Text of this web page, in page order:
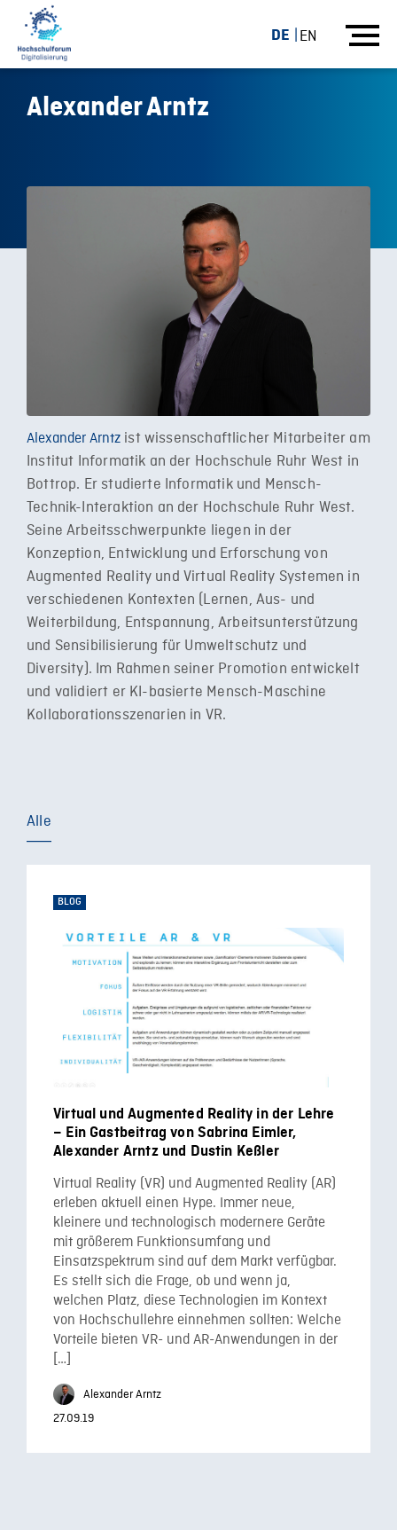
DE EN
Alexander Arntz
Alexander Arntz ist wissenschaftlicher Mitarbeiter am
Institut Informatik an der Hochschule Ruhr West in
Bottrop. Er studierte Informatik und Mensch-
Technik-Interaktion an der Hochschule Ruhr West.
Seine Arbeitsschwerpunkte liegen in der
Konzeption, Entwicklung und Erforschung von
Augmented Reality und Virtual Reality Systemen in
verschiedenen Kontexten (Lernen, Aus- und
Weiterbildung, Entspannung, Arbeitsunterstützung
und Sensibilisierung für Umweltschutz und
Diversity). Im Rahmen seiner Promotion entwickelt
und validiert er KI-basierte Mensch-Maschine
Kollaborationsszenarien in VR.
Alle
BLOG
Virtual und Augmented Reality in der Lehre
– Ein Gastbeitrag von Sabrina Eimler,
Alexander Arntz und Dustin Keßler
Virtual Reality (VR) und Augmented Reality (AR)
erleben aktuell einen Hype. Immer neue,
kleinere und technologisch modernere Geräte
mit größerem Funktionsumfang und
Einsatzspektrum sind auf dem Markt verfügbar.
Es stellt sich die Frage, ob und wenn ja,
welchen Platz, diese Technologien im Kontext
von Hochschullehre einnehmen sollten: Welche
Vorteile bieten VR- und AR-Anwendungen in der
[…]
Alexander Arntz
27.09.19